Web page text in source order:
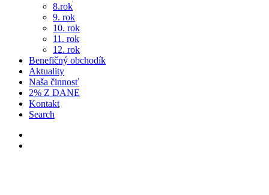
8.rok
9. rok
10. rok
11. rok
12. rok
Benefičný obchodík
Aktuality
Naša činnosť
2% Z DANE
Kontakt
Search